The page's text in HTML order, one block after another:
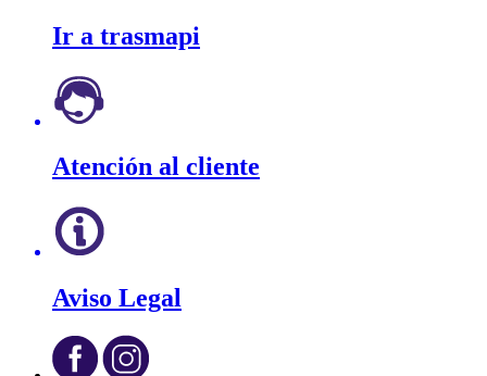
Ir a trasmapi
Atención al cliente
Aviso Legal